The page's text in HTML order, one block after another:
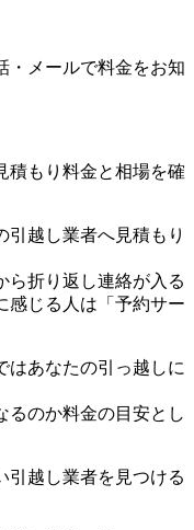
・メールで料金をお知
積もり料金と相場を確
引越し業者へ見積もり
ら折り返し連絡が入る
感じる人は「予約サー
はあなたの引っ越しに
るのか料金の目安とし
引越し業者を見つける